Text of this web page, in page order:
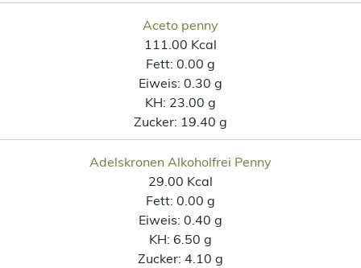
Aceto penny
111.00 Kcal
Fett: 0.00 g
Eiweis: 0.30 g
KH: 23.00 g
Zucker: 19.40 g
Adelskronen Alkoholfrei Penny
29.00 Kcal
Fett: 0.00 g
Eiweis: 0.40 g
KH: 6.50 g
Zucker: 4.10 g